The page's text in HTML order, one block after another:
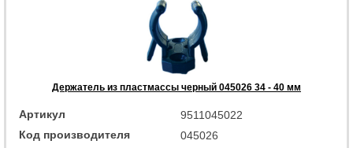
Держатель из пластмассы черный 045026 34 - 40 мм
Артикул
9511045022
Код производителя
045026